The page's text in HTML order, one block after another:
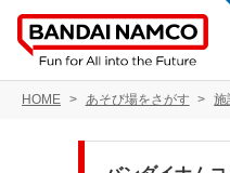
HOME あそび場をさがす 施